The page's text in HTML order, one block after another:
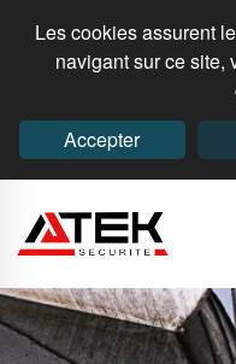
Les cookies assurent
navigant sur ce site,
Accepter